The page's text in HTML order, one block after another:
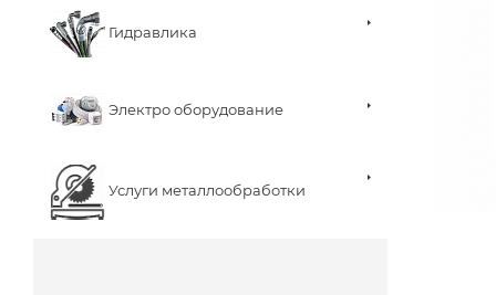
Гидравлика
Электро оборудование
Услуги металлообработки